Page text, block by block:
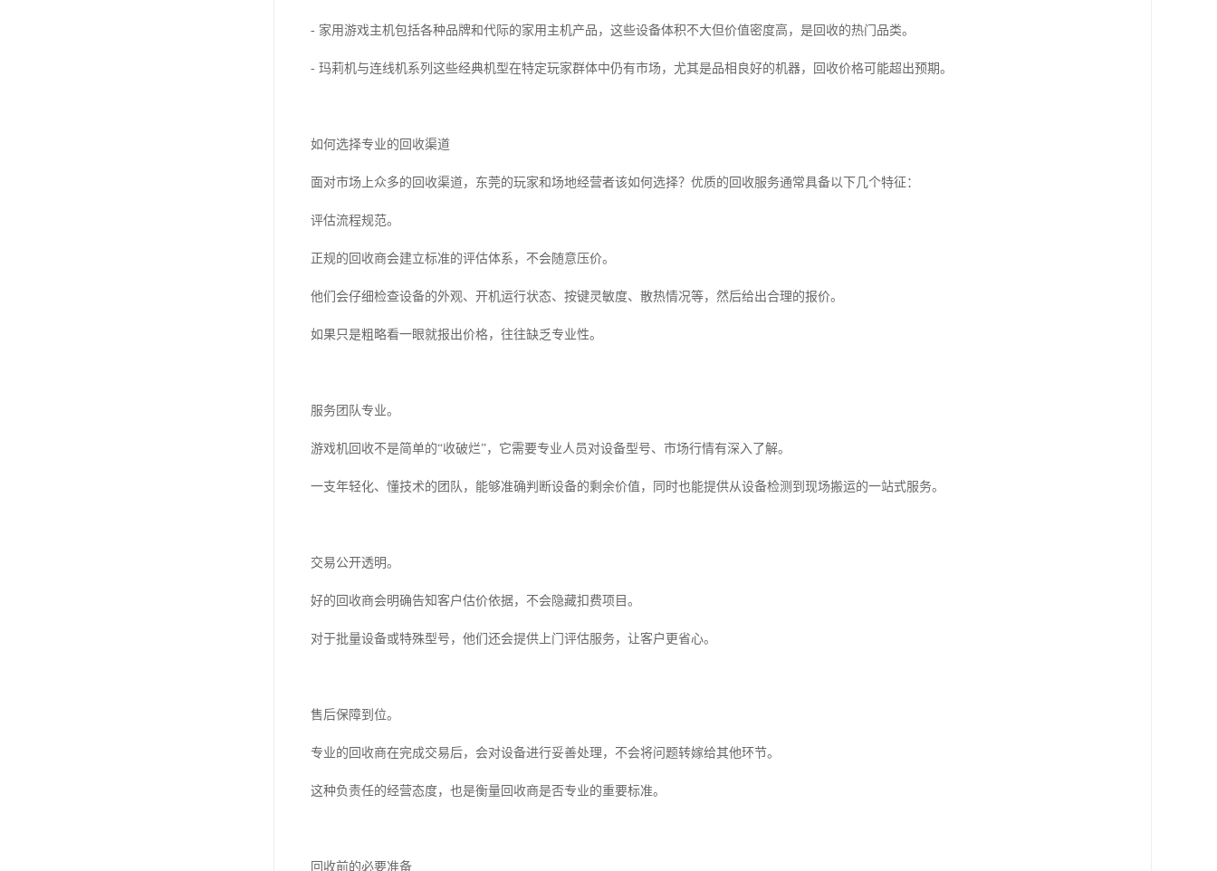
- 家用游戏主机包括各种品牌和代际的家用主机产品，这些设备体积不大但价值密度高，是回收的热门品类。
- 玛莉机与连线机系列这些经典机型在特定玩家群体中仍有市场，尤其是品相良好的机器，回收价格可能超出预期。
如何选择专业的回收渠道
面对市场上众多的回收渠道，东莞的玩家和场地经营者该如何选择？优质的回收服务通常具备以下几个特征：
评估流程规范。
正规的回收商会建立标准的评估体系，不会随意压价。
他们会仔细检查设备的外观、开机运行状态、按键灵敏度、散热情况等，然后给出合理的报价。
如果只是粗略看一眼就报出价格，往往缺乏专业性。
服务团队专业。
游戏机回收不是简单的“收破烂”，它需要专业人员对设备型号、市场行情有深入了解。
一支年轻化、懂技术的团队，能够准确判断设备的剩余价值，同时也能提供从设备检测到现场搬运的一站式服务。
交易公开透明。
好的回收商会明确告知客户估价依据，不会隐藏扣费项目。
对于批量设备或特殊型号，他们还会提供上门评估服务，让客户更省心。
售后保障到位。
专业的回收商在完成交易后，会对设备进行妥善处理，不会将问题转嫁给其他环节。
这种负责任的经营态度，也是衡量回收商是否专业的重要标准。
回收前的必要准备